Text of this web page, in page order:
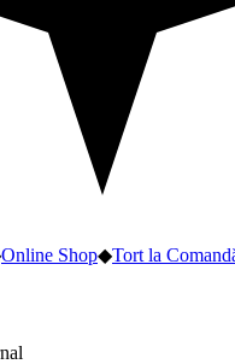
Online Shop◆Tort la